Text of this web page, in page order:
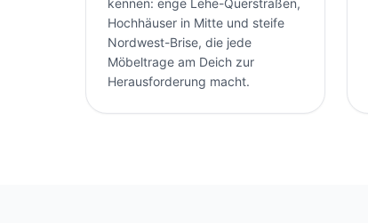
kennen: enge Lehe-Querstraßen,
Hochhäuser in Mitte und steife
Nordwest-Brise, die jede
Möbeltrage am Deich zur
Herausforderung macht.